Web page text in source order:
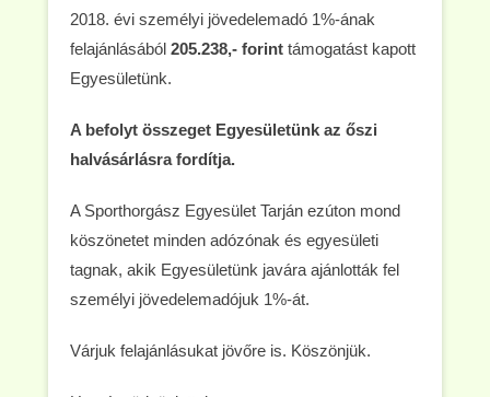
2018. évi személyi jövedelemadó 1%-ának
felajánlásából 205.238,- forint támogatást kapott
Egyesületünk.
A befolyt összeget Egyesületünk az őszi
halvásárlásra fordítja.
A Sporthorgász Egyesület Tarján ezúton mond
köszönetet minden adózónak és egyesületi
tagnak, akik Egyesületünk javára ajánlották fel
személyi jövedelemadójuk 1%-át.
Várjuk felajánlásukat jövőre is. Köszönjük.